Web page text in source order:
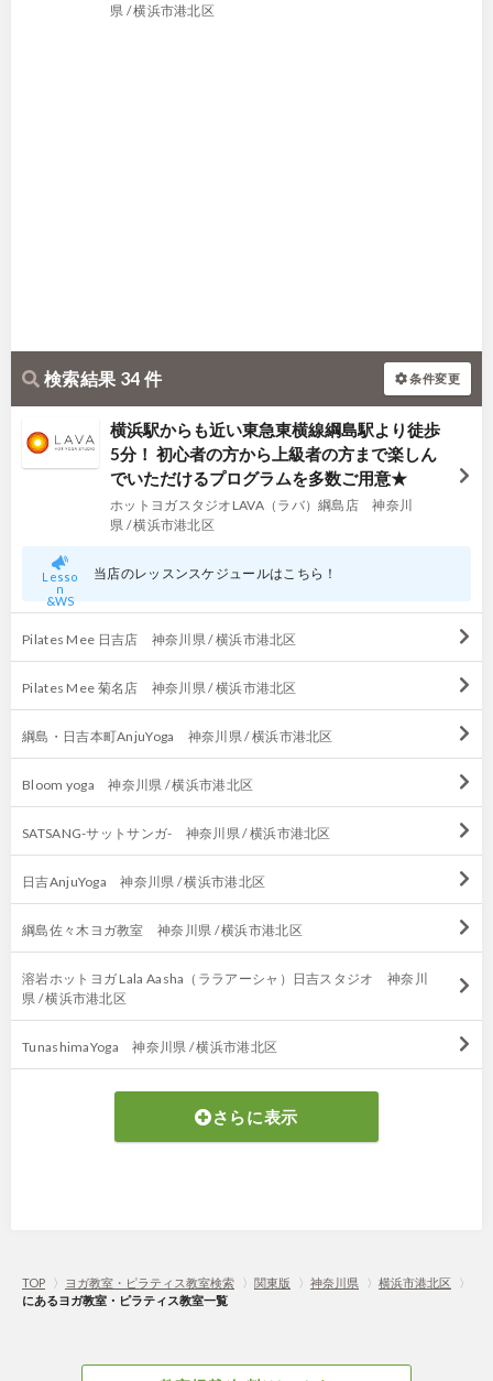
県 / 横浜市港北区
検索結果 34 件 条件変更
横浜駅からも近い東急東横線綱島駅より徒歩
5分！ 初心者の方から上級者の方まで楽しん
でいただけるプログラムを多数ご用意★
ホットヨガスタジオLAVA（ラバ）綱島店 神奈川
県 / 横浜市港北区
Lesso
n
&WS
当店のレッスンスケジュールはこちら！
Pilates Mee 日吉店 神奈川県 / 横浜市港北区
Pilates Mee 菊名店 神奈川県 / 横浜市港北区
綱島・日吉本町AnjuYoga 神奈川県 / 横浜市港北区
Bloom yoga 神奈川県 / 横浜市港北区
SATSANG-サットサンガ- 神奈川県 / 横浜市港北区
日吉AnjuYoga 神奈川県 / 横浜市港北区
綱島佐々木ヨガ教室 神奈川県 / 横浜市港北区
溶岩ホットヨガ Lala Aasha（ララアーシャ）日吉スタジオ 神奈川
県 / 横浜市港北区
TunashimaYoga 神奈川県 / 横浜市港北区
さらに表示
TOP 〉 ヨガ教室・ピラティス教室検索 〉 関東版 〉 神奈川県 〉 横浜市港北区
〉
にあるヨガ教室・ピラティス教室一覧